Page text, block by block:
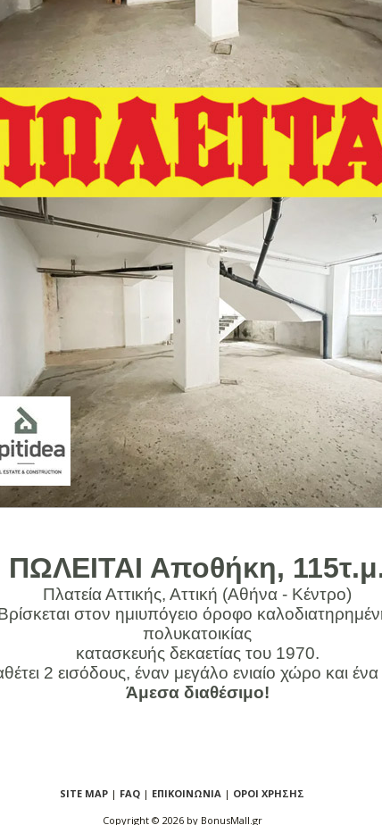
ΠΩΛΕΙΤΑΙ Αποθήκη,
Πλατεία Αττικής, Αττική (Αθήνα - Κέντρο)
στον ημιυπόγειο όροφο
πολυκατοικίας
κατασκευής δεκαετίας του 1970.
2 εισόδους, έναν μεγάλο ενιαίο χώρο και
Άμεσα διαθέσιμο!
SITE MAP | FAQ | ΕΠΙΚΟΙΝΩΝΙΑ | ΟΡΟΙ ΧΡΗΣΗΣ
Copyright © 2026 by BonusMall.gr